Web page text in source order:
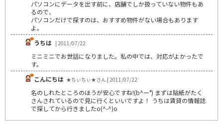
パソコンにデータを出す前に、店舗でしか扱っていない物件もあ
るので、
パソコンだけで探すのは、おすすめ物件がない場合もあります
よ。
うちは | 2011/07/22
ミニミニでお世話になりました。私の中では、対応がよかったで
す。
こんにちは ★ちぃちぃ★さん | 2011/07/22
名のしれたところのほうが安心ですね!(b^ー°) まずは貼紙がたく
さんされているので見に行くといいですよ！ うちは賃貸の情報誌
で探してから行きましたo(^-^)o